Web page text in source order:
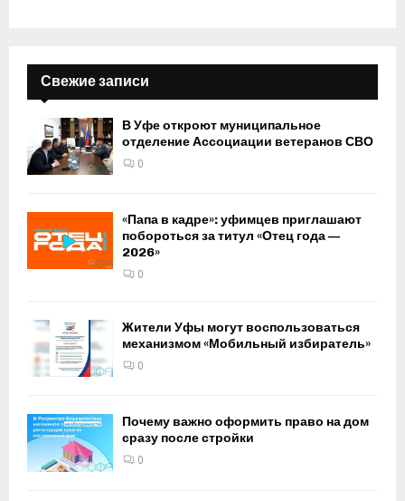
Свежие записи
В Уфе откроют муниципальное
отделение Ассоциации ветеранов СВО
0
«Папа в кадре»: уфимцев приглашают
побороться за титул «Отец года —
2026»
0
Жители Уфы могут воспользоваться
механизмом «Мобильный избиратель»
0
Почему важно оформить право на дом
сразу после стройки
0